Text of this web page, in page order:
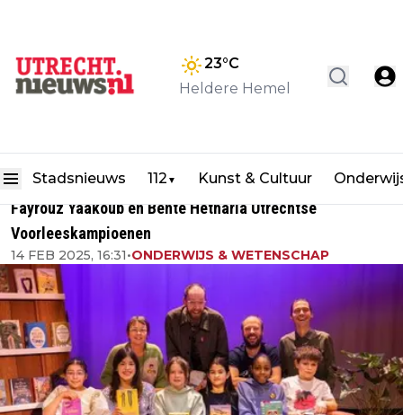
23°C
Heldere Hemel
Stadsnieuws 112 ▼ Kunst & Cultuur
Fayrouz Yaakoub en Bente Hetharia Utrechtse
Voorleeskampioenen
14 FEB 2025, 16:31•ONDERWIJS & WETENSCHAP